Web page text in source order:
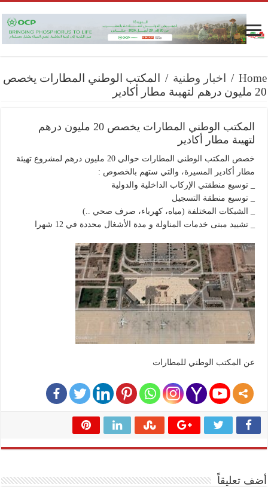
Home
/ اخبار وطنية /
المكتب الوطني المطارات يخصص
20 مليون درهم لتهيىة مطار أكادير
المكتب الوطني المطارات يخصص 20 مليون درهم
لتهيىة مطار أكادير
خصص المكتب الوطني المطارات حوالي 20 مليون درهم لمشروع تهيئة
مطار أكادير المسيرة، والتي ستهم بالخصوص :
_ توسيع منطقتي الإركاب الداخلية والدولية
_ توسيع منطقة التسجيل
_ الشبكات المختلفة (مياه، كهرباء، صرف صحي ..)
_ تشييد مبنى خدمات المناولة و مدة الأشغال محددة في 12 شهرا
عن المكتب الوطني للمطارات
أضف تعليقاً